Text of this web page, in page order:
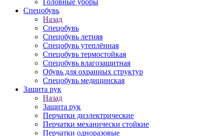
Головные уборы
Спецобувь
Назад
Спецобувь
Спецобувь летняя
Спецобувь утеплённая
Спецобувь термостойкая
Спецобувь влагозащитная
Обувь для охранных структур
Спецобувь медицинская
Защита рук
Назад
Защита рук
Перчатки диэлектрические
Перчатки механически стойкие
Перчатки одноразовые